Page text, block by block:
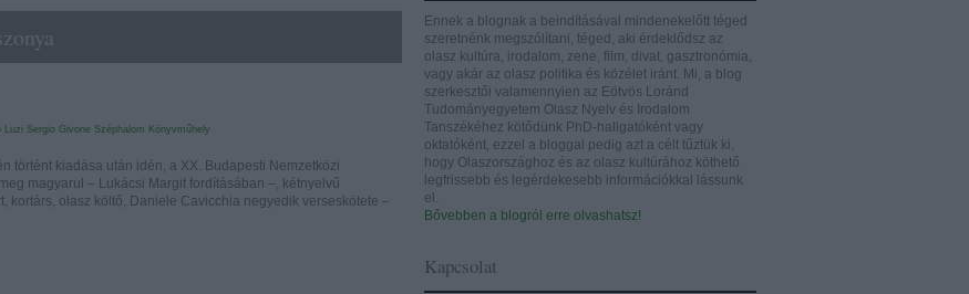
Ennek a blognak a beindításával mindenekelőtt téged
szeretnénk megszólítani, téged, aki érdeklődsz az
olasz kultúra, irodalom, zene, film, divat, gasztronómia,
vagy akár az olasz politika és közélet iránt. Mi, a blog
szerkesztői valamennyien az Eötvös Loránd
Tudományegyetem Olasz Nyelv és Irodalom
Tanszékéhez kötődünk PhD-hallgatóként vagy
oktatóként, ezzel a bloggal pedig azt a célt tűztük ki,
hogy Olaszországhoz és az olasz kultúrához köthető
legfrissebb és legérdekesebb információkkal lássunk
el.
Bővebben a blogról erre olvashatsz!
Kapcsolat
Luzi Sergio Givone Széphalom Könyvműhely
történt kiadása után idén, a XX. Budapesti Nemzetközi
magyarul – Lukácsi Margit fordításában –, kétnyelvű
kortárs, olasz költő, Daniele Cavicchia negyedik verseskötete –